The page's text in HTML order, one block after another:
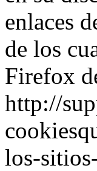
enlaces
de los
Firefox
http://
los-